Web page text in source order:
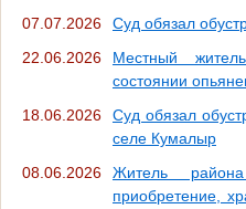
07.07.2026
Суд обязал
22.06.2026
Местный
состоянии
18.06.2026
Суд обязал
селе Кумалыр
08.06.2026
Житель
приобретение,